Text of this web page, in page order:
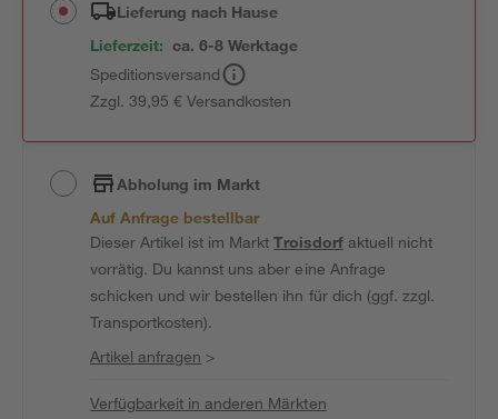
Lieferung nach Hause
Lieferzeit: ca. 6-8 Werktage
Speditionsversand
Zzgl. 39,95 € Versandkosten
Abholung im Markt
Auf Anfrage bestellbar
Dieser Artikel ist im MarktTroisdorfaktuell nicht
vorrätig. Du kannst uns aber eine Anfrage
schicken und wir bestellen ihn für dich (ggf. zzgl.
Transportkosten).
Artikel anfragen >
Verfügbarkeit in anderen Märkten